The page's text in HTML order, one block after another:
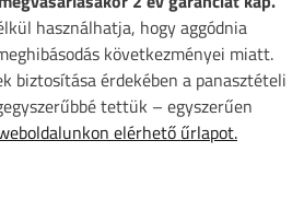
használhatja, hogy aggódnia
következményei miatt.
biztosítása érdekében a panasztételi
tettük – egyszerűen
elérhető űrlapot.